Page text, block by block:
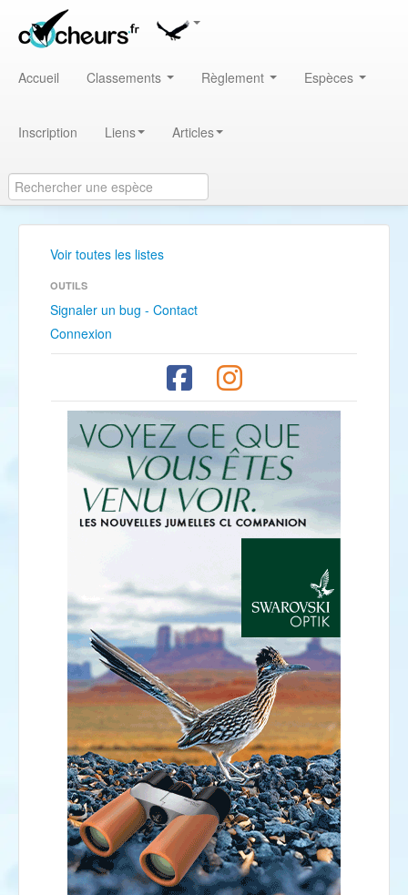
Accueil Classements Règlement Espèces
Inscription Liens Articles
Voir toutes les listes
OUTILS
Signaler un bug - Contact
Connexion